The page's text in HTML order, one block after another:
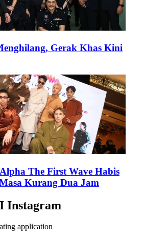
Gerak Khas Kini
The First Wave Habis
Kurang Dua Jam
Instagram
application